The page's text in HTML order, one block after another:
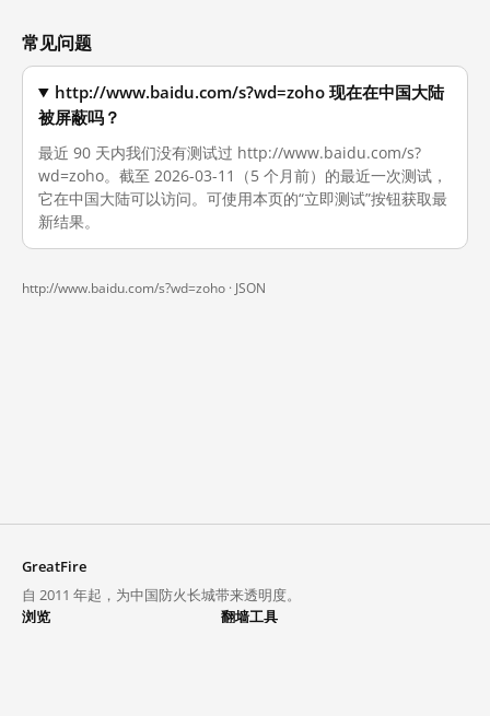
常见问题
http://www.baidu.com/s?wd=zoho 现在在中国大陆
被屏蔽吗？
最近 90 天内我们没有测试过 http://www.baidu.com/s?
wd=zoho。截至 2026-03-11（5 个月前）的最近一次测试，
它在中国大陆可以访问。可使用本页的“立即测试”按钮获取最
新结果。
http://www.baidu.com/s?wd=zoho · JSON
GreatFire
自 2011 年起，为中国防火长城带来透明度。
浏览
翻墙工具